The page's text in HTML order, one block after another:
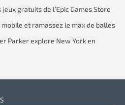
gratuits de l’Epic Games Store
et ramassez le max de balles
Parker explore New York en